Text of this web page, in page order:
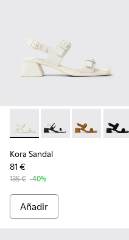
Kora Sandal - K201739-
Kora Sandal -Kora Sandal
Kora
Kora Sandal
81 €
135 € -40%
Añadir